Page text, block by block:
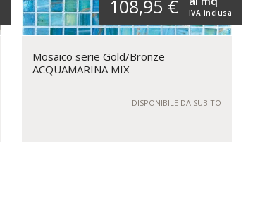
108,95 € IVA inclusa
Mosaico serie Gold/Bronze
ACQUAMARINA MIX
DISPONIBILE DA SUBITO